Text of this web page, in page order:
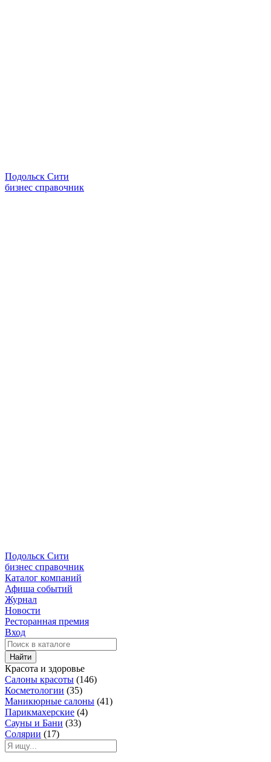
Подольск Сити
бизнес справочник
Подольск Сити
бизнес справочник
Каталог компаний
Афиша событий
Журнал
Новости
Ресторанная премия
Вход
Найти
Красота и здоровье
Салоны красоты (146)
Косметологии (35)
Маникюрные салоны (41)
Парикмахерские (4)
Сауны и Бани (33)
Солярии (17)